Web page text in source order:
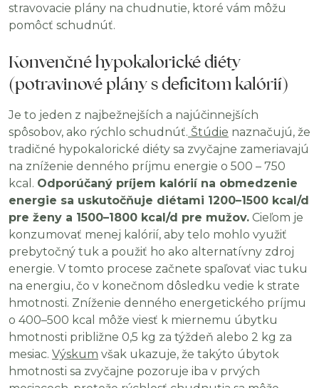
stravovacie plány na chudnutie, ktoré vám môžu
pomôcť schudnúť.
Konvenčné hypokalorické diéty
(potravinové plány s deficitom kalórií)
Je to jeden z najbežnejších a najúčinnejších
spôsobov, ako rýchlo schudnúť. Štúdie naznačujú, že
tradičné hypokalorické diéty sa zvyčajne zameriavajú
na zníženie denného príjmu energie o 500 – 750
kcal. Odporúčaný príjem kalórií na obmedzenie
energie sa uskutočňuje diétami 1200–1500 kcal/d
pre ženy a 1500–1800 kcal/d pre mužov. Cieľom je
konzumovať menej kalórií, aby telo mohlo využiť
prebytočný tuk a použiť ho ako alternatívny zdroj
energie. V tomto procese začnete spaľovať viac tuku
na energiu, čo v konečnom dôsledku vedie k strate
hmotnosti. Zníženie denného energetického príjmu
o 400–500 kcal môže viesť k miernemu úbytku
hmotnosti približne 0,5 kg za týždeň alebo 2 kg za
mesiac. Výskum však ukazuje, že takýto úbytok
hmotnosti sa zvyčajne pozoruje iba v prvých